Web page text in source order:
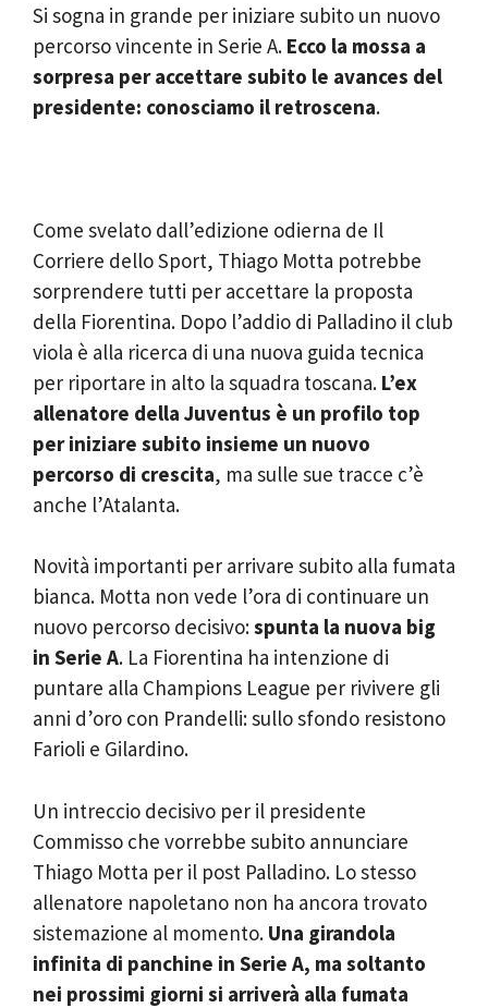
Si sogna in grande per iniziare subito un nuovo
percorso vincente in Serie A. Ecco la mossa a
sorpresa per accettare subito le avances del
presidente: conosciamo il retroscena.
Come svelato dall’edizione odierna de Il
Corriere dello Sport, Thiago Motta potrebbe
sorprendere tutti per accettare la proposta
della Fiorentina. Dopo l’addio di Palladino il club
viola è alla ricerca di una nuova guida tecnica
per riportare in alto la squadra toscana. L’ex
allenatore della Juventus è un profilo top
per iniziare subito insieme un nuovo
percorso di crescita, ma sulle sue tracce c’è
anche l’Atalanta.
Novità importanti per arrivare subito alla fumata
bianca. Motta non vede l’ora di continuare un
nuovo percorso decisivo:spunta la nuova big
in Serie A. La Fiorentina ha intenzione di
puntare alla Champions League per rivivere gli
anni d’oro con Prandelli: sullo sfondo resistono
Farioli e Gilardino.
Un intreccio decisivo per il presidente
Commisso che vorrebbe subito annunciare
Thiago Motta per il post Palladino. Lo stesso
allenatore napoletano non ha ancora trovato
sistemazione al momento. Una girandola
infinita di panchine in Serie A, ma soltanto
nei prossimi giorni si arriverà alla fumata